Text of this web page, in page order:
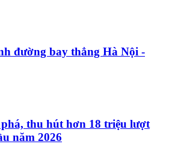
đường bay thẳng Hà Nội -
thu hút hơn 18 triệu lượt
năm 2026